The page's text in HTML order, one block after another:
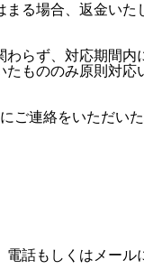
まる場合、返金いた
わらず、対応期間内
もののみ原則対応
ご連絡をいただい
電話もしくはメール